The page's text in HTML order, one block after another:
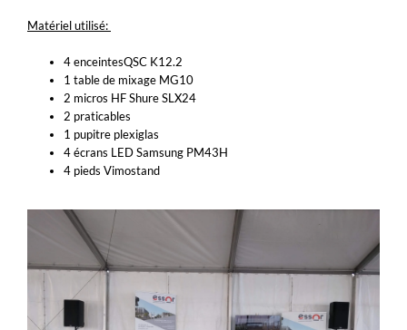
Matériel utilisé:
4 enceintesQSC K12.2
1 table de mixage MG10
2 micros HF Shure SLX24
2 praticables
1 pupitre plexiglas
4 écrans LED Samsung PM43H
4 pieds Vimostand